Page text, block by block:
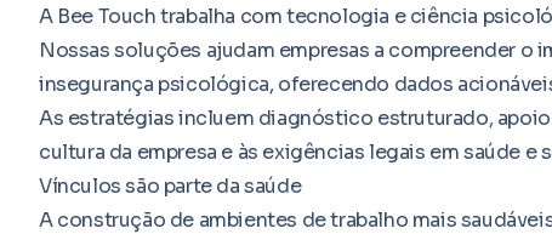
A Bee Touch trabalha com tecnologia e ciência
Nossas soluções ajudam empresas a compreender
insegurança psicológica, oferecendo dados
As estratégias incluem diagnóstico estruturado,
cultura da empresa e às exigências legais em saúde e
Vínculos são parte da saúde
A construção de ambientes de trabalho mais